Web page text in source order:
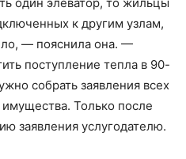
один элеватор, то жильцы
к другим узлам,
— пояснила она. —
поступление тепла в 90-
собрать заявления всех
Только после
заявления услугодателю.